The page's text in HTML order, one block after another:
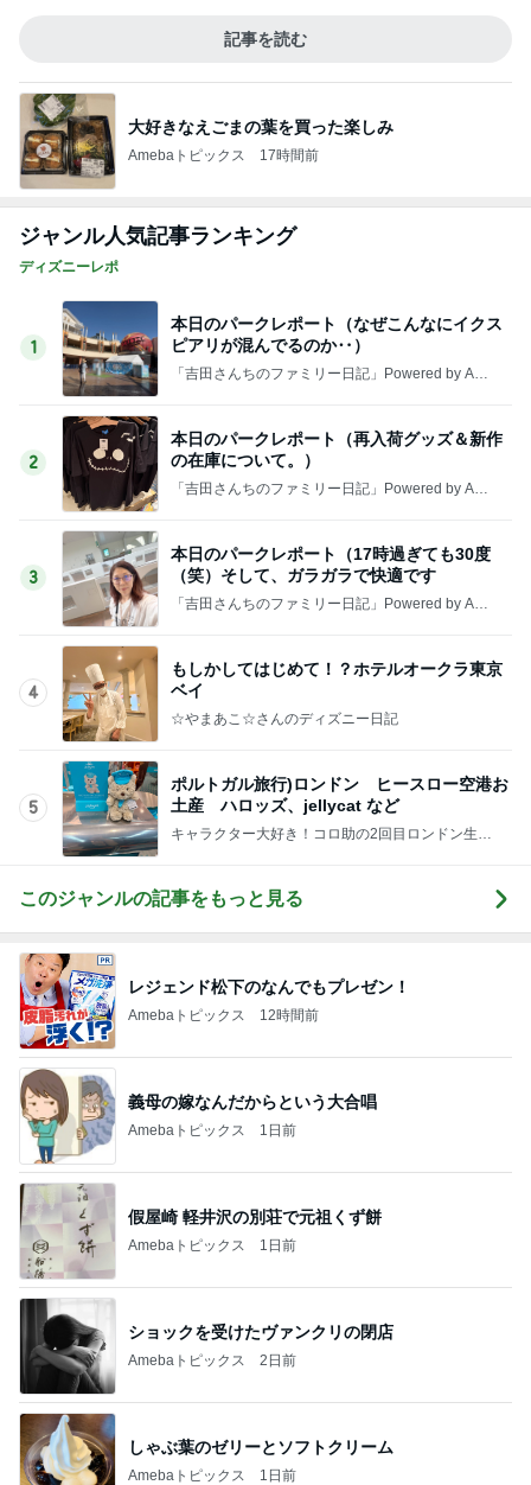
記事を読む
大好きなえごまの葉を買った楽しみ
Amebaトピックス 17時間前
ジャンル人気記事ランキング
ディズニーレポ
1
本日のパークレポート（なぜこんなにイクス
ピアリが混んでるのか‥）
「吉田さんちのファミリー日記」Powered by Ame
2
本日のパークレポート（再入荷グッズ＆新作
の在庫について。）
「吉田さんちのファミリー日記」Powered by Ame
3
本日のパークレポート（17時過ぎても30度
（笑）そして、ガラガラで快適です
「吉田さんちのファミリー日記」Powered by Ame
4
もしかしてはじめて！？ホテルオークラ東京
ベイ
☆やまあこ☆さんのディズニー日記
5
ポルトガル旅行)ロンドン ヒースロー空港お
土産 ハロッズ、jellycat など
キャラクター大好き！コロ助の2回目ロンドン生活
このジャンルの記事をもっと見る
レジェンド松下のなんでもプレゼン！
Amebaトピックス 12時間前
義母の嫁なんだからという大合唱
Amebaトピックス 1日前
假屋崎 軽井沢の別荘で元祖くず餅
Amebaトピックス 1日前
ショックを受けたヴァンクリの閉店
Amebaトピックス 2日前
しゃぶ葉のゼリーとソフトクリーム
Amebaトピックス 1日前